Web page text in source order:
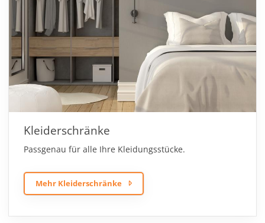
Kleiderschränke
Passgenau für alle Ihre Kleidungsstücke.
Mehr Kleiderschränke